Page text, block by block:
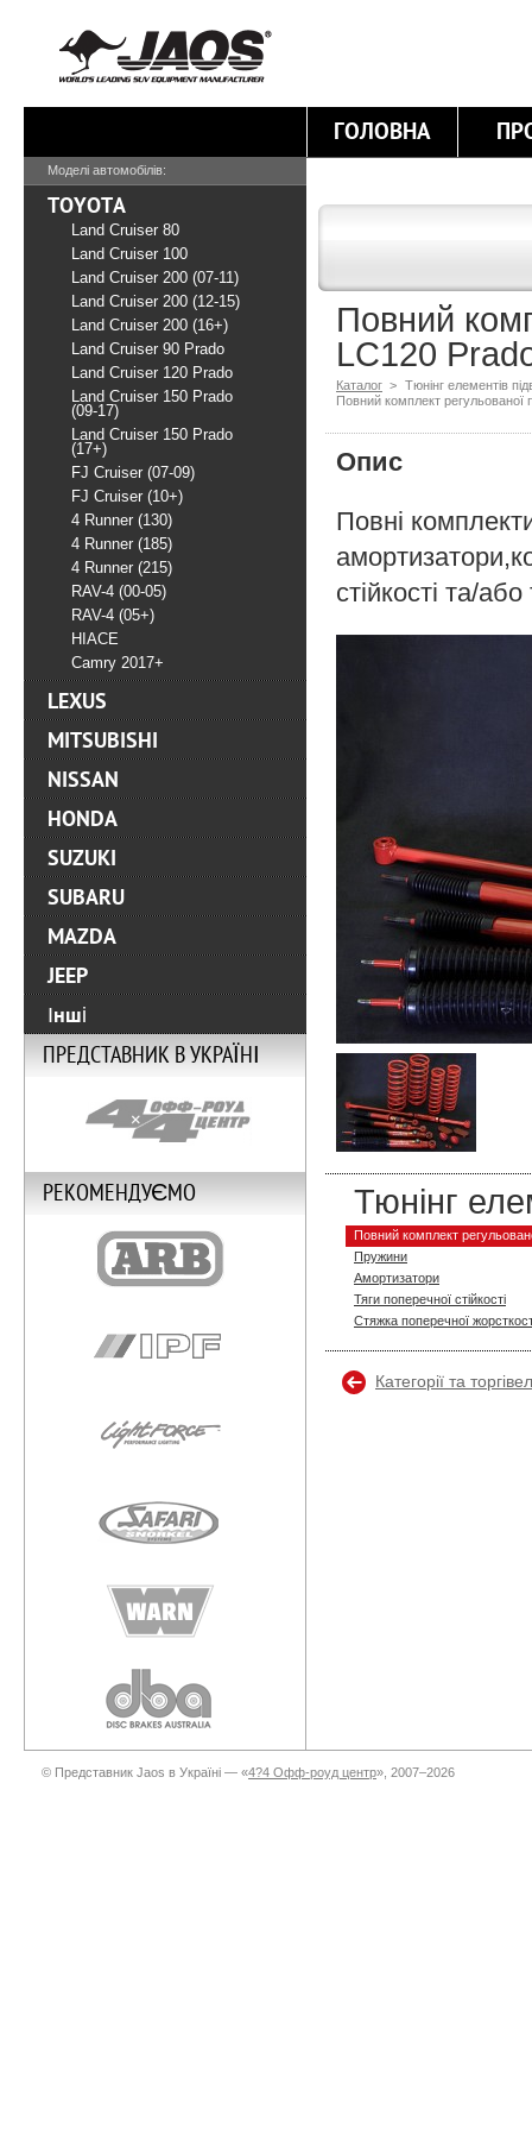
ГОЛОВНА
Повний
LC120
Каталог > Тюнінг елементів
Повний комплект регульованої
Опис
Повні
стійкості та/
Тюнінг
Повний комплект
Пружини
Амортизатори
Тяги поперечної стійкості
Стяжка поперечної
Категорії та
Моделі автомобілів:
TOYOTA
Land Cruiser 80
Land Cruiser 100
Land Cruiser 200 (07-11)
Land Cruiser 200 (12-15)
Land Cruiser 200 (16+)
Land Cruiser 90 Prado
Land Cruiser 120 Prado
Land Cruiser 150 Prado
(09-17)
Land Cruiser 150 Prado
(17+)
FJ Cruiser (07-09)
FJ Cruiser (10+)
4 Runner (130)
4 Runner (185)
4 Runner (215)
RAV-4 (00-05)
RAV-4 (05+)
HIACE
Camry 2017+
LEXUS
MITSUBISHI
NISSAN
HONDA
SUZUKI
SUBARU
MAZDA
JEEP
Інші
ПРЕДСТАВНИК В УКРАЇНІ
РЕКОМЕНДУЄМО
© Представник Jaos в Україні — «4?4 Офф-роуд центр», 2007–2026